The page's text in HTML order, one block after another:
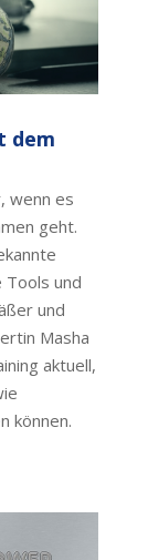
dem
wenn es
geht.
Tools und
und
Masha
aktuell,
können.